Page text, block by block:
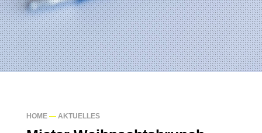
HOME —AKTUELLES